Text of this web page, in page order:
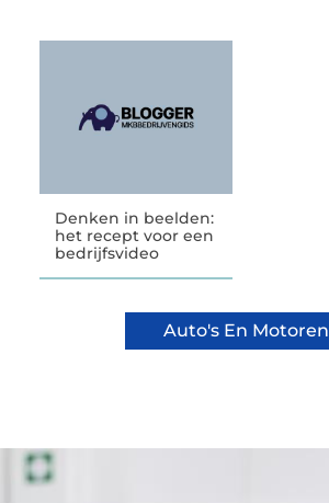
Denken in beelden:
het recept voor een
bedrijfsvideo
Auto's En Motoren